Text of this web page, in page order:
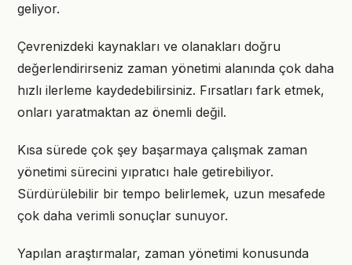
geliyor.
Çevrenizdeki kaynakları ve olanakları doğru
değerlendirirseniz zaman yönetimi alanında çok daha
hızlı ilerleme kaydedebilirsiniz. Fırsatları fark etmek,
onları yaratmaktan az önemli değil.
Kısa sürede çok şey başarmaya çalışmak zaman
yönetimi sürecini yıpratıcı hale getirebiliyor.
Sürdürülebilir bir tempo belirlemek, uzun mesafede
çok daha verimli sonuçlar sunuyor.
Yapılan araştırmalar, zaman yönetimi konusunda